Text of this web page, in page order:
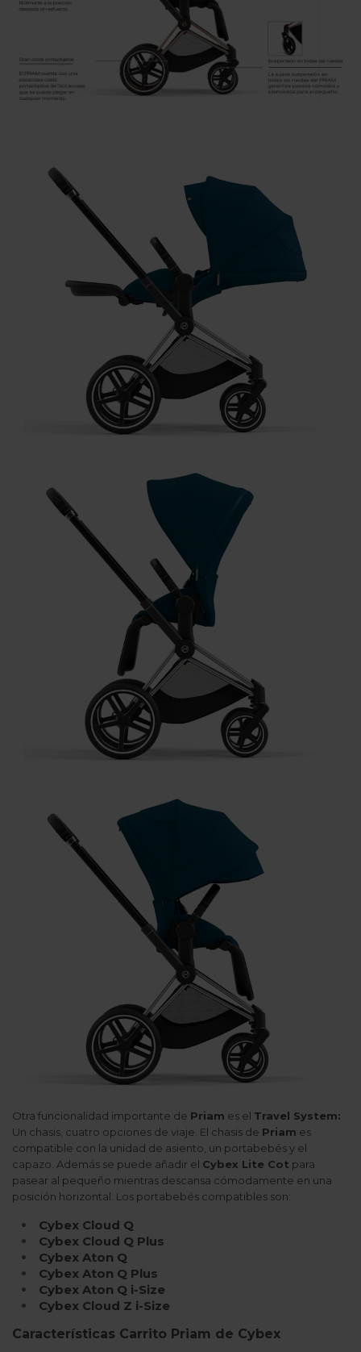
Otra funcionalidad importante de Priam es el Travel System:
Un chasis, cuatro opciones de viaje. El chasis de Priam es
compatible con la unidad de asiento, un portabebés y el
capazo. Además se puede añadir el Cybex Lite Cot para
pasear al pequeño mientras descansa cómodamente en una
posición horizontal. Los portabebés compatibles son:
Cybex Cloud Q
Cybex Cloud Q Plus
Cybex Aton Q
Cybex Aton Q Plus
Cybex Aton Q i-Size
Cybex Cloud Z i-Size
Características Carrito Priam de Cybex